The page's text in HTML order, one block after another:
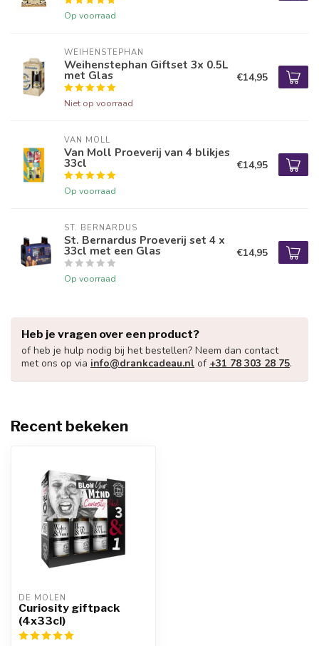
Op voorraad
WEIHENSTEPHAN
Weihenstephan Giftset 3x 0.5L
met Glas
Niet op voorraad
€14,95
VAN MOLL
Van Moll Proeverij van 4 blikjes
33cl
Op voorraad
€14,95
ST. BERNARDUS
St. Bernardus Proeverij set 4 x
33cl met een Glas
Op voorraad
€14,95
Heb je vragen over een product?
of heb je hulp nodig bij het bestellen? Neem dan contact
met ons op via info@drankcadeau.nl of +31 78 303 28 75.
Recent bekeken
DE MOLEN
Curiosity giftpack
(4x33cl)